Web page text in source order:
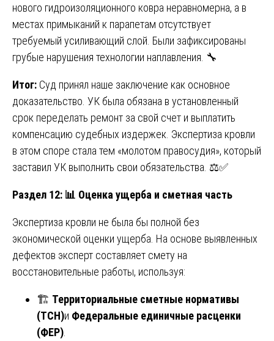
нового гидроизоляционного ковра неравномерна, а в
местах примыканий к парапетам отсутствует
требуемый усиливающий слой. Были зафиксированы
грубые нарушения технологии наплавления. 🔧
Итог: Суд принял наше заключение как основное
доказательство. УК была обязана в установленный
срок переделать ремонт за свой счет и выплатить
компенсацию судебных издержек. Экспертиза кровли
в этом споре стала тем «молотом правосудия», который
заставил УК выполнить свои обязательства. ⚖️✅
Раздел 12: 📊 Оценка ущерба и сметная часть
Экспертиза кровли не была бы полной без
экономической оценки ущерба. На основе выявленных
дефектов эксперт составляет смету на
восстановительные работы, используя:
🏗️ Территориальные сметные нормативы
(ТСН)и Федеральные единичные расценки
(ФЕР)